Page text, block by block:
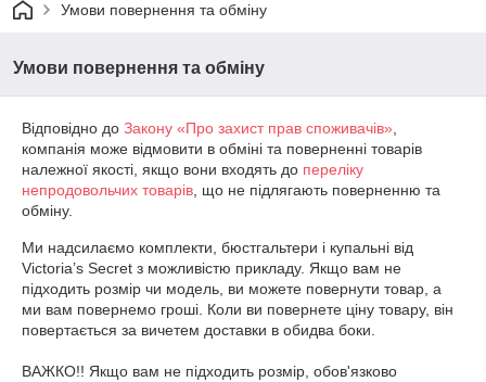
Умови повернення та обміну
Умови повернення та обміну
Відповідно до Закону «Про захист прав споживачів»
компанія може відмовити в обміні та поверненні товарів
належної якості, якщо вони входять до переліку
непродовольчих товарів , що не підлягають поверненню та
обміну.
Ми надсилаємо комплекти, бюстгальтери і купальні від
Victoria’s Secret з можливістю прикладу. Якщо вам не
підходить розмір чи модель, ви можете повернути товар, а
ми вам повернемо гроші. Коли ви повернете ціну товару, він
повертається за вичетем доставки в обидва боки.
ВАЖКО!! Якщо вам не підходить розмір, обов'язково